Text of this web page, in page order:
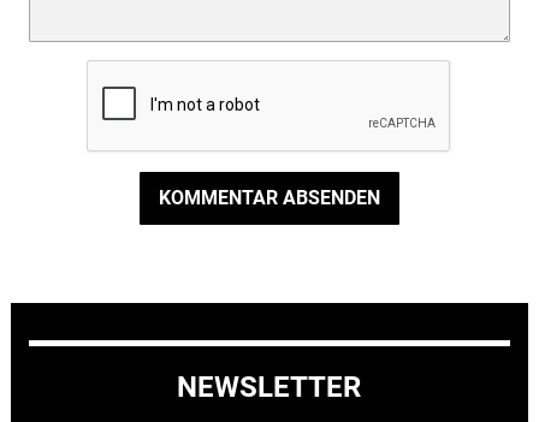
KOMMENTAR ABSENDEN
NEWSLETTER